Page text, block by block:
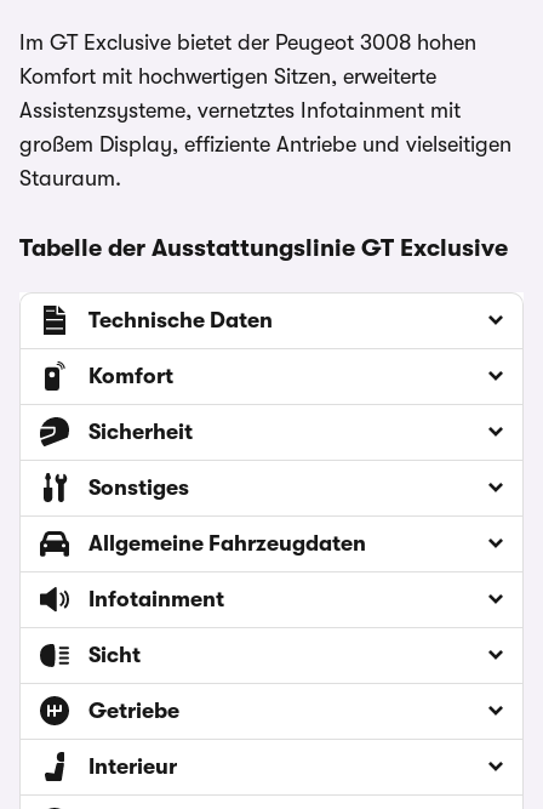
Im GT Exclusive bietet der Peugeot 3008 hohen
Komfort mit hochwertigen Sitzen, erweiterte
Assistenzsysteme, vernetztes Infotainment mit
großem Display, effiziente Antriebe und vielseitigen
Stauraum.
Tabelle der Ausstattungslinie GT Exclusive
Technische Daten
Komfort
Sicherheit
Sonstiges
Allgemeine Fahrzeugdaten
Infotainment
Sicht
Getriebe
Interieur